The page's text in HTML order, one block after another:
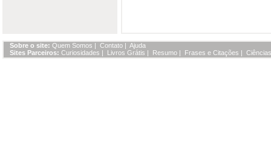
Sobre o site: Quem Somos | Contato | Ajuda
Sites Parceiros: Curiosidades | Livros Grátis | Resumo | Frases e Citações |